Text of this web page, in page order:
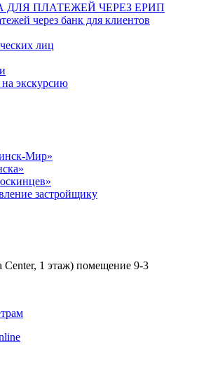
ПЛАТЕЖЕЙ ЧЕРЕЗ ЕРИП
через банк для клиентов
лиц
на экскурсию
Мир»
застройщику
Center, 1 этаж) помещение 9-3